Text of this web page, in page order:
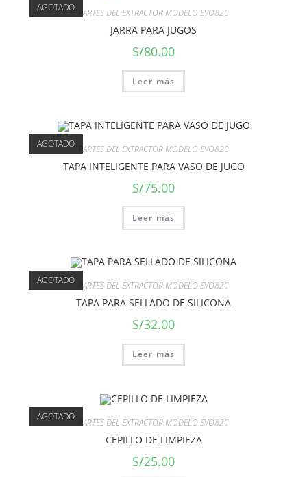
AGOTADO PARTES DEL EXTRACTOR MODELO EVO820
JARRA PARA JUGOS
S/80.00
Leer más
AGOTADO PARTES DEL EXTRACTOR MODELO EVO820
TAPA INTELIGENTE PARA VASO DE JUGO
S/75.00
Leer más
AGOTADO PARTES DEL EXTRACTOR MODELO EVO820
TAPA PARA SELLADO DE SILICONA
S/32.00
Leer más
AGOTADO PARTES DEL EXTRACTOR MODELO EVO820
CEPILLO DE LIMPIEZA
S/25.00